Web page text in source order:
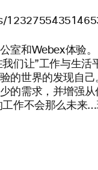
室和Webex体验
们让”工作与生活
的世界的发现自己
的需求，并增强从
工作不会那么未来